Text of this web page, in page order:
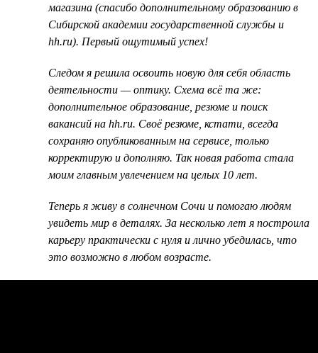
магазина (спасибо дополнительному образованию в
Сибирской академии государственной службы и
hh.ru). Первый ощутимый успех!
Следом я решила освоить новую для себя область
деятельности — оптику. Схема всё та же:
дополнительное образование, резюме и поиск
вакансий на hh.ru. Своё резюме, кстати, всегда
сохраняю опубликованным на сервисе, только
корректирую и дополняю. Так новая работа стала
моим главным увлечением на целых 10 лет.
Теперь я живу в солнечном Сочи и помогаю людям
увидеть мир в деталях. За несколько лет я построила
карьеру практически с нуля и лично убедилась, что
это возможно в любом возрасте.